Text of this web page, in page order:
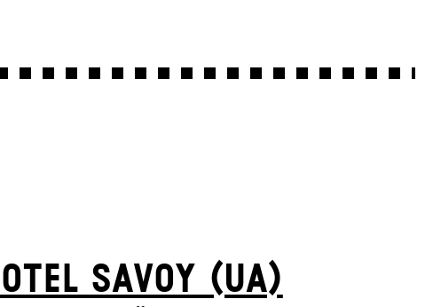
SAVOY (UA)